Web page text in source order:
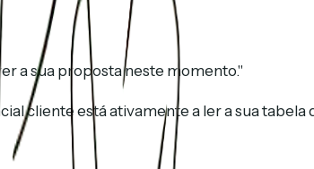
a sua proposta neste momento."
cliente está ativamente a ler a sua